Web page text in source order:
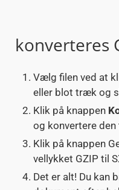
konverteres
Vælg filen ved at
eller blot træk og
Klik på knappen
og konvertere den
Klik på knappen
vellykket GZIP til
Det er alt! Du kan